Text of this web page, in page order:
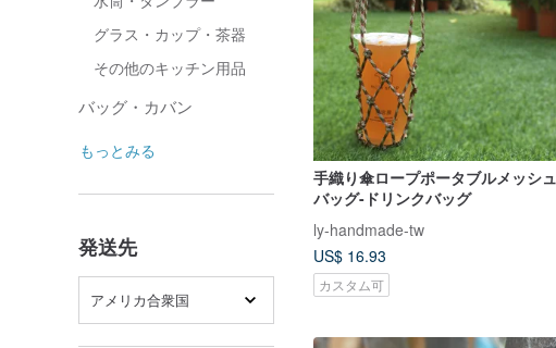
グラス・カップ・茶器
その他のキッチン用品
バッグ・カバン
もっとみる
発送先
アメリカ合衆国
手織り傘ロープポータブルメッシュ
バッグ-ドリンクバッグ
ly-handmade-tw
US$ 16.93
カスタム可